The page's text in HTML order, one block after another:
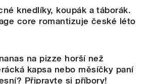
knedlíky, koupák a táborák.
core romantizuje české léto
na pizze horší než
kapsa nebo měsíčky paní
Připravte si příbory!